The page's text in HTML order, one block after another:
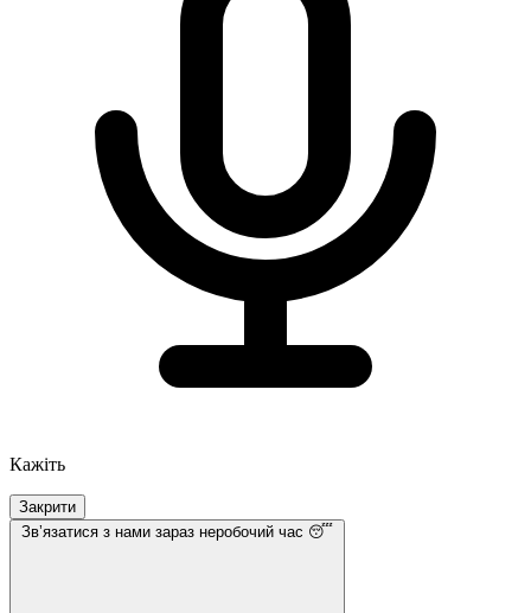
Кажіть
Закрити
Звʼязатися з нами зараз неробочий час 😴